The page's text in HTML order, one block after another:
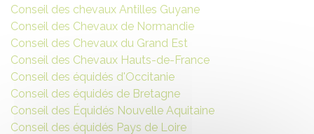
Conseil des chevaux Antilles Guyane
Conseil des Chevaux de Normandie
Conseil des Chevaux du Grand Est
Conseil des Chevaux Hauts-de-France
Conseil des équidés d'Occitanie
Conseil des équidés de Bretagne
Conseil des Équidés Nouvelle Aquitaine
Conseil des équidés Pays de Loire